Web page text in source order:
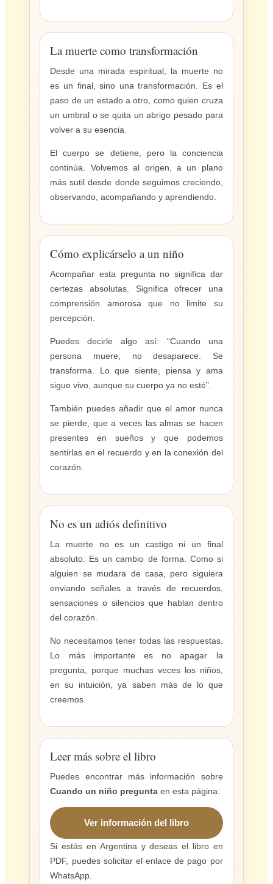
La muerte como transformación
Desde una mirada espiritual, la muerte no
es un final, sino una transformación. Es el
paso de un estado a otro, como quien cruza
un umbral o se quita un abrigo pesado para
volver a su esencia.
El cuerpo se detiene, pero la conciencia
continúa. Volvemos al origen, a un plano
más sutil desde donde seguimos creciendo,
observando, acompañando y aprendiendo.
Cómo explicárselo a un niño
Acompañar esta pregunta no significa dar
certezas absolutas. Significa ofrecer una
comprensión amorosa que no limite su
percepción.
Puedes decirle algo así: “Cuando una
persona muere, no desaparece. Se
transforma. Lo que siente, piensa y ama
sigue vivo, aunque su cuerpo ya no esté”.
También puedes añadir que el amor nunca
se pierde, que a veces las almas se hacen
presentes en sueños y que podemos
sentirlas en el recuerdo y en la conexión del
corazón.
No es un adiós definitivo
La muerte no es un castigo ni un final
absoluto. Es un cambio de forma. Como si
alguien se mudara de casa, pero siguiera
enviando señales a través de recuerdos,
sensaciones o silencios que hablan dentro
del corazón.
No necesitamos tener todas las respuestas.
Lo más importante es no apagar la
pregunta, porque muchas veces los niños,
en su intuición, ya saben más de lo que
creemos.
Leer más sobre el libro
Puedes encontrar más información sobre
Cuando un niño pregunta en esta página:
Ver información del libro
Si estás en Argentina y deseas el libro en
PDF, puedes solicitar el enlace de pago por
WhatsApp.